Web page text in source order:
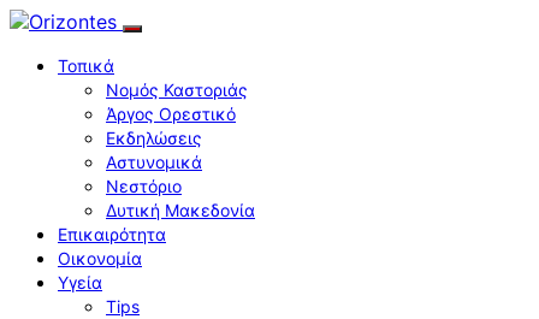
Τοπικά
Νομός Καστοριάς
Άργος Ορεστικό
Εκδηλώσεις
Αστυνομικά
Νεστόριο
Δυτική Μακεδονία
Επικαιρότητα
Οικονομία
Υγεία
Tips